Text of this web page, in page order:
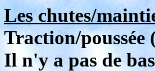
Les chutes/
Traction/poussée
Il n'y a pas de